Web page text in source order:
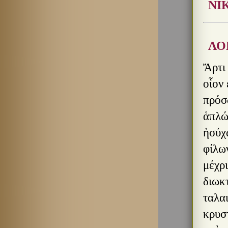
Ἄρτι δὲ τοῦ χρόνου τὰς λευκανθείσας αὐτῷ τοῦ γήρως ἀποξέσαντος χειμερίας καὶ οἷον εἰπεῖν χιονώδεις τρίχας καὶ ἀνθηρὸν ἀνειληφότος ἐξ ὑπαρχῆς τὸ τῆς ἡλικίας πρόσωπον, καὶ τὰς ἡλιακὰς λαμπάδας ἀκμαιοτέρας ἐν μέσαις ἤδη ταῖς ἠριναῖς ἁπλώσαντος χάρισιν, ἧκεν αὖθις ἡμῖν ὁ καλὸς Ἀγαθάγγελος περὶ μέσας που νύκτας ἡσύχῳ ποδί. καὶ προσειπὼν καὶ καθίσας καὶ ἀπαγγείλας μὲν αὐτὸς περὶ ἑκάστου τῶν φίλων ἡμῖν καὶ συνάθλων ὅσα εἰκός, μαθὼν δ' αὖ ἐξ ἐμοῦ τά τε ἄλλα καὶ ὅτι τὰ καὶ μέχρι νῦν συμπαραμείναντά μοι τῆς θείας γραφῆς ἀφῄρηται βιβλία πάντα πρὸς τῶν διωκτῶν ἐξαίφνης